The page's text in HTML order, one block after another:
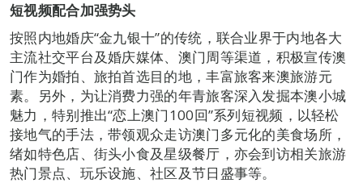
短视频配合加强势头
按照内地婚庆“金九银十”的传统，联合业界于内地各大
主流社交平台及婚庆媒体、澳门周等渠道，积极宣传澳
门作为婚拍、旅拍首选目的地，丰富旅客来澳旅游元
素。另外，为让消费力强的年青旅客深入发掘本澳小城
魅力，特别推出“恋上澳门100回”系列短视频，以轻松
接地气的手法，带领观众走访澳门多元化的美食场所，
绪如特色店、街头小食及星级餐厅，亦会到访相关旅游
热门景点、玩乐设施、社区及节日盛事等。